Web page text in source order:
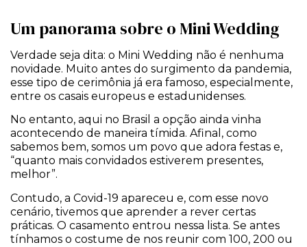
Um panorama sobre o Mini Wedding
Verdade seja dita: o Mini Wedding não é nenhuma
novidade. Muito antes do surgimento da pandemia,
esse tipo de cerimônia já era famoso, especialmente,
entre os casais europeus e estadunidenses.
No entanto, aqui no Brasil a opção ainda vinha
acontecendo de maneira tímida. Afinal, como
sabemos bem, somos um povo que adora festas e,
“quanto mais convidados estiverem presentes,
melhor”.
Contudo, a Covid-19 apareceu e, com esse novo
cenário, tivemos que aprender a rever certas
práticas. O casamento entrou nessa lista. Se antes
tínhamos o costume de nos reunir com 100, 200 ou